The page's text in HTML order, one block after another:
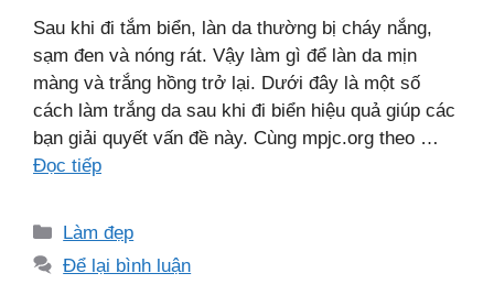
Sau khi đi tắm biển, làn da thường bị cháy nắng,
sạm đen và nóng rát. Vậy làm gì để làn da mịn
màng và trắng hồng trở lại. Dưới đây là một số
cách làm trắng da sau khi đi biển hiệu quả giúp các
bạn giải quyết vấn đề này. Cùng mpjc.org theo …
Đọc tiếp
Danh
mục
Làm đẹp
Để lại bình luận